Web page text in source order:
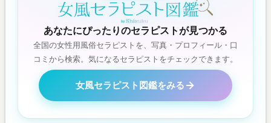
あなたにぴったりのセラピストが見つかる
全国の女性用風俗セラピストを、写真・プロフィール・口
コミから検索。気になるセラピストをチェックできます。
女風セラピスト図鑑をみる